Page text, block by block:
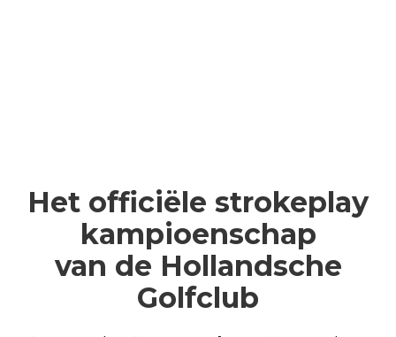
Het officiële strokeplay
kampioenschap
van de Hollandsche
Golfclub